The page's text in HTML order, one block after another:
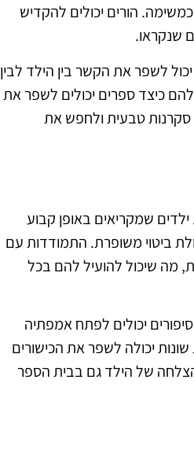
הורים יכולים להקדיש
שנקראו.
לשפר את הקשר בין הילד לבין
כיצד ספרים יכולים לשפר את
סקרנות טבעית ולחפש את
שמקריאים באופן קבוע
ביטוי משופרת. התמודדות עם
מה שיכול להועיל להם בכל
יכולים לפתח אמפתיה
יכולה לשפר את הכישורים
של הילד גם בבית הספר